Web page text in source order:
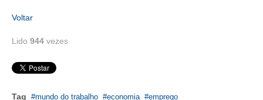
EMPREGO E ESTÁGIO
Voltar
Lido 944 vezes
Tag mundo do trabalho economia emprego